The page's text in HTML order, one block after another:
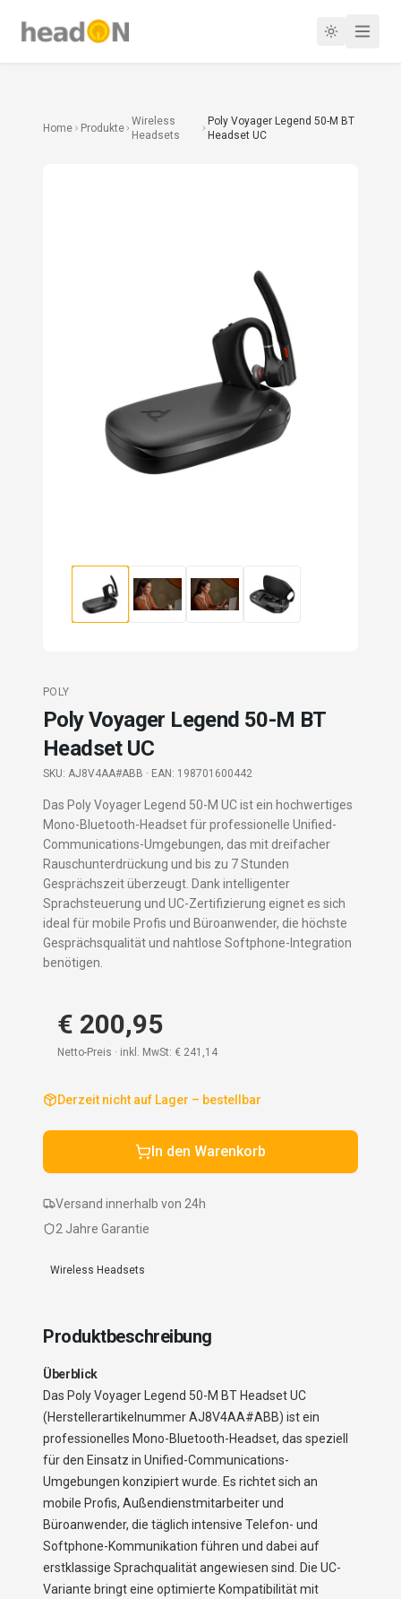
Home Produkte
Wireless
Headsets
Poly Voyager Legend 50-M BT
Headset UC
POLY
Poly Voyager Legend 50-M BT
Headset UC
SKU: AJ8V4AA#ABB · EAN: 198701600442
Das Poly Voyager Legend 50-M UC ist ein hochwertiges
Mono-Bluetooth-Headset für professionelle Unified-
Communications-Umgebungen, das mit dreifacher
Rauschunterdrückung und bis zu 7 Stunden
Gesprächszeit überzeugt. Dank intelligenter
Sprachsteuerung und UC-Zertifizierung eignet es sich
ideal für mobile Profis und Büroanwender, die höchste
Gesprächsqualität und nahtlose Softphone-Integration
benötigen.
€ 200,95
Netto-Preis · inkl. MwSt: € 241,14
Derzeit nicht auf Lager – bestellbar
In den Warenkorb
Versand innerhalb von 24h
2 Jahre Garantie
Wireless Headsets
Produktbeschreibung
Überblick
Das Poly Voyager Legend 50-M BT Headset UC
(Herstellerartikelnummer AJ8V4AA#ABB) ist ein
professionelles Mono-Bluetooth-Headset, das speziell
für den Einsatz in Unified-Communications-
Umgebungen konzipiert wurde. Es richtet sich an
mobile Profis, Außendienstmitarbeiter und
Büroanwender, die täglich intensive Telefon- und
Softphone-Kommunikation führen und dabei auf
erstklassige Sprachqualität angewiesen sind. Die UC-
Variante bringt eine optimierte Kompatibilität mit